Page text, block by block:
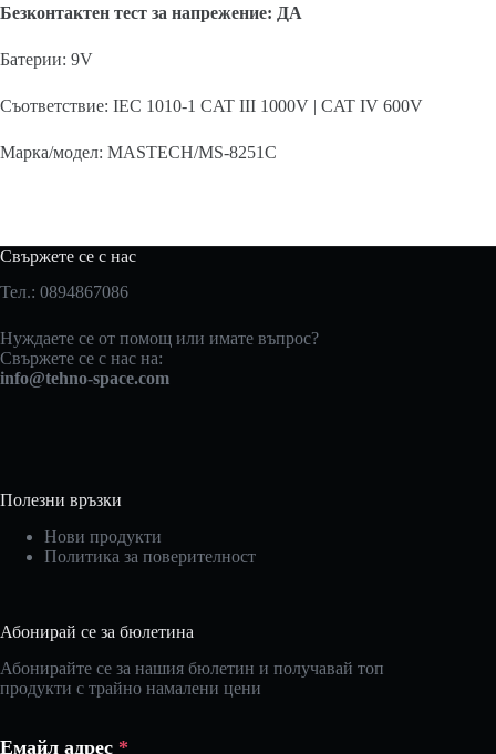
Безконтактен тест за напрежение: ДА
Батерии: 9V
Съответствие: IEC 1010-1 CAT III 1000V | CAT IV 600V
Марка/модел: MASTECH/MS-8251C
Свържете се с нас
Тел.: 0894867086
Нуждаете се от помощ или имате въпрос?
Свържете се с нас на:
info@tehno-space.com
Полезни връзки
Нови продукти
Политика за поверителност
Абонирай се за бюлетина
Абонирайте се за нашия бюлетин и получавай топ
продукти с трайно намалени цени
Емайл адрес *